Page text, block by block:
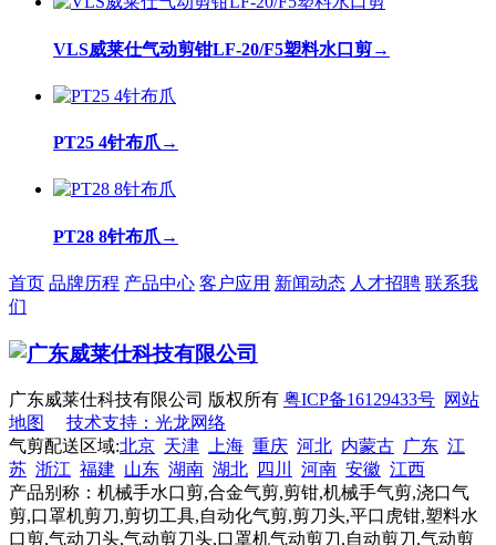
VLS威莱仕气动剪钳LF-20/F5塑料水口剪→
PT25 4针布爪 →
PT28 8针布爪 →
首页 品牌历程 产品中心 客户应用 新闻动态 人才招聘 联系我
们
广东威莱仕科技有限公司 版权所有 粤ICP备16129433号 网站
地图
技术支持：光龙网络
气剪配送区域:北京 天津 上海 重庆 河北 内蒙古 广东 江
苏 浙江 福建 山东 湖南 湖北 四川 河南 安徽 江西
产品别称：机械手水口剪,合金气剪,剪钳,机械手气剪,浇口气
剪,口罩机剪刀,剪切工具,自动化气剪,剪刀头,平口虎钳,塑料水
口剪,气动刀头,气动剪刀头,口罩机气动剪刀,自动剪刀,气动剪